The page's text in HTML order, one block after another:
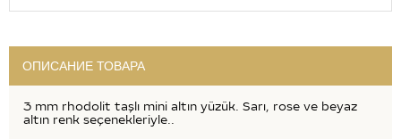
ОПИСАНИЕ ТОВАРА
3 mm rhodolit taşlı mini altın yüzük. Sarı, rose ve beyaz
altın renk seçenekleriyle..